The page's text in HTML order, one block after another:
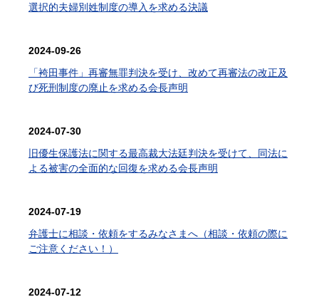
選択的夫婦別姓制度の導入を求める決議
2024-09-26
「袴田事件」再審無罪判決を受け、改めて再審法の改正及
び死刑制度の廃止を求める会長声明
2024-07-30
旧優生保護法に関する最高裁大法廷判決を受けて、同法に
よる被害の全面的な回復を求める会長声明
2024-07-19
弁護士に相談・依頼をするみなさまへ（相談・依頼の際に
ご注意ください！）
2024-07-12